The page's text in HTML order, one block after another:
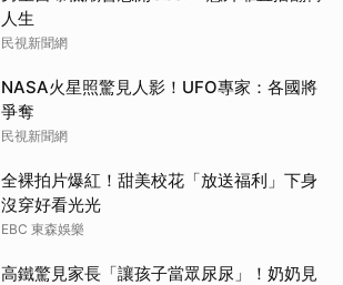
人生
民視新聞網
NASA火星照驚見人影！UFO專家：各國將
爭奪
民視新聞網
全裸拍片爆紅！甜美校花「放送福利」下身
沒穿好看光光
EBC 東森娛樂
高鐵驚見家長「讓孩子當眾尿尿」！奶奶見